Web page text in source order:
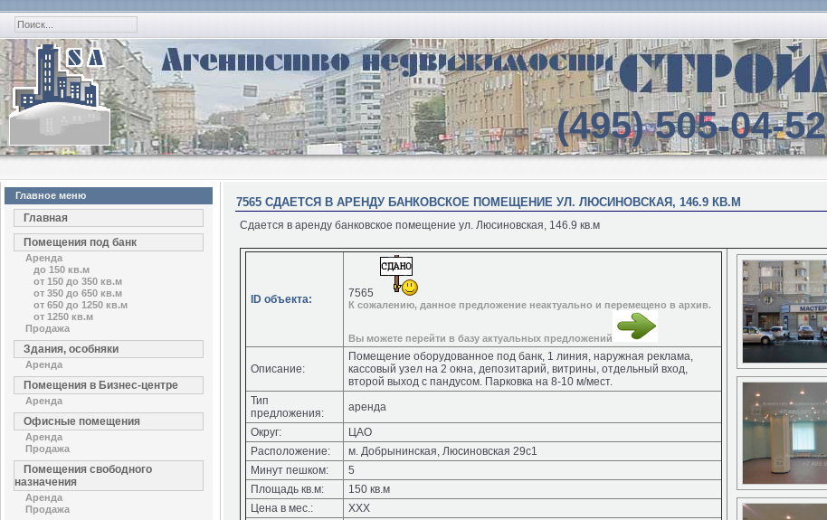
(495) 505-04-52
Главное меню
Главная
Помещения под банк
Аренда
до 150 кв.м
от 150 до 350 кв.м
от 350 до 650 кв.м
от 650 до 1250 кв.м
от 1250 кв.м
Продажа
Здания, особняки
Аренда
Помещения в Бизнес-центре
Аренда
Офисные помещения
Аренда
Продажа
Помещения свободного
назначения
Аренда
Продажа
7565 СДАЕТСЯ В АРЕНДУ БАНКОВСКОЕ ПОМЕЩЕНИЕ УЛ. ЛЮСИНОВСКАЯ, 146.9 КВ.М
Сдается в аренду банковское помещение ул. Люсиновская, 146.9 кв.м
ID объекта: 7565
К сожалению, данное предложение неактуально и перемещено в архив.
Вы можете перейти в базу актуальных предложений
Описание:
Помещение оборудованное под банк, 1 линия, наружная реклама,
кассовый узел на 2 окна, депозитарий, витрины, отдельный вход,
второй выход с пандусом. Парковка на 8-10 м/мест.
Тип
предложения:
аренда
Округ:
ЦАО
Расположение:
м. Добрынинская, Люсиновская 29с1
Минут пешком:
5
Площадь кв.м:
150 кв.м
Цена в мес.:
ХХХ